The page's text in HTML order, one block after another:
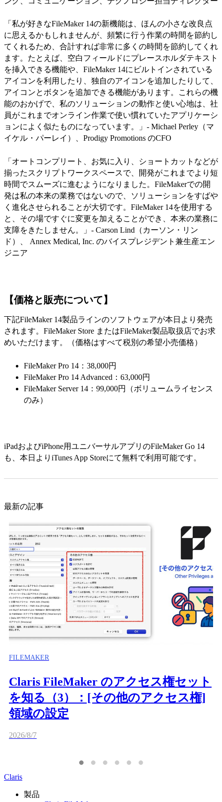
「私が好きなFileMaker 14の新機能は、ほんの小さな改良点
に思えるかもしれませんが、頻繁に行う作業の時間を節約し
てくれるため、合計すれば非常に多くの時間を節約してくれ
ます。たとえば、空白フィールドにプレースホルダテキスト
を挿入できる機能や、FileMaker 14にビルトインされている
アイコンを利用したり、独自のアイコンを追加したりして、
アイコンとボタンを追加できる機能があります。これらの機
能のおかげで、私のソリューションの動作と使い心地は、社
員がこれまでオンライン作業で使い慣れていたアプリケーシ
ョンによく似たものになっています。」- Michael Perley（マ
イケル・パーレイ）、Prodigy Promotions のCFO
「オートコンプリート、お気に入り、ショートカットなどが
揃ったスクリプトワークスペースで、開発がこれまでより短
時間でスムーズに進むようになりました。FileMakerでの開
発は私の本来の業務ではないので、ソリューションをすばや
く進化させられることが大切です。FileMaker 14を使用する
と、その場ですぐに変更を加えることができ、本来の業務に
支障をきたしません。」- Carson Lind（カーソン・リン
ド）、 Annex Medical, Inc. のバイスプレジデント兼生産エン
ジニア
【価格と販売について】
下記FileMaker 14製品ラインのソフトウェアが本日より発売
されます。FileMaker Store またはFileMaker製品取扱店でお求
めいただけます。（価格はすべて税別の希望小売価格）
FileMaker Pro 14：38,000円
FileMaker Pro 14 Advanced：63,000円
FileMaker Server 14：99,000円（ボリュームライセンス
のみ）
iPadおよびiPhone用ユニバーサルアプリのFileMaker Go 14
も、本日よりiTunes App Storeにて無料で利用可能です。
最新の記事
FILEMAKER
Claris FileMaker のアクセス権セット
を知る（3）：[その他のアクセス権]
領域の設定
2026/8/7
Claris
製品